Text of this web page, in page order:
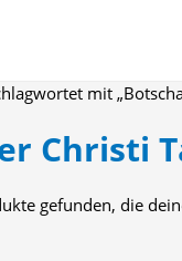
mit
Christi
gefunden, die